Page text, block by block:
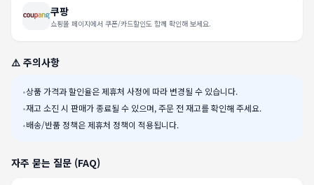
쿠팡
쇼핑몰 페이지에서 쿠폰/카드할인도 함께 확인해 보세요.
⚠️ 주의사항
•상품 가격과 할인율은 제휴처 사정에 따라 변경될 수 있습니다.
•재고 소진 시 판매가 종료될 수 있으며, 주문 전 재고를 확인해 주세요.
•배송/반품 정책은 제휴처 정책이 적용됩니다.
자주 묻는 질문 (FAQ)